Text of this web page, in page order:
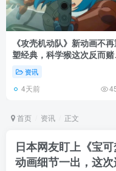
《攻壳机动队》新动画不
塑经典，科学猴这次反而赌
了！资讯
4天前
首页 资讯 正文
日本网友盯上《宝
动画细节一出，这